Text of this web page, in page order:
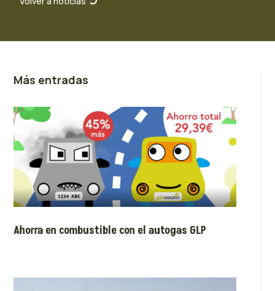
Más entradas
Ahorra en combustible con el autogas GLP